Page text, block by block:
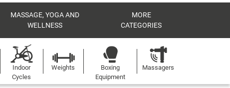
MASSAGE, YOGA AND
WELLNESS
MORE
CATEGORIES
Indoor
Cycles
Weights
Boxing
Equipment
Massagers